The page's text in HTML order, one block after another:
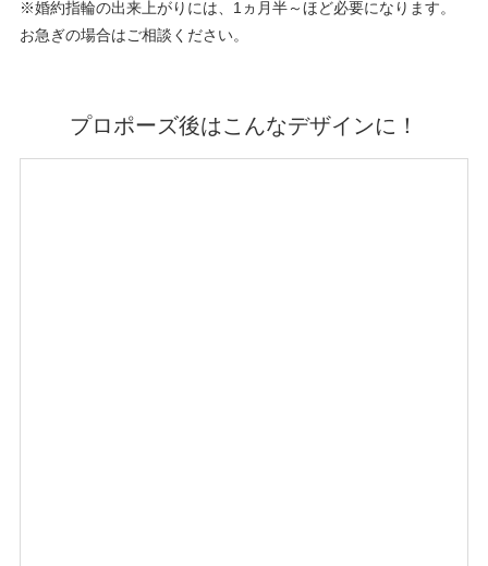
※婚約指輪の出来上がりには、1ヵ月半～ほど必要になります。
お急ぎの場合はご相談ください。
プロポーズ後はこんなデザインに！